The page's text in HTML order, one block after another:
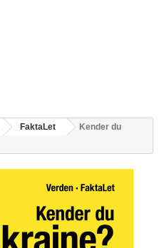
FaktaLet
Kender du